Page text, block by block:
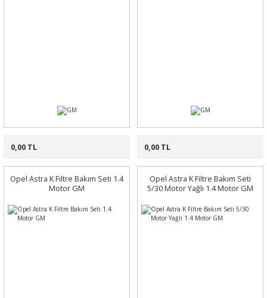
0,00 TL 0,00 TL
Opel Astra K Filtre Bakım Seti 1.4
Motor GM
Opel Astra K Filtre Bakım Seti
5/30 Motor Yağlı 1.4 Motor GM